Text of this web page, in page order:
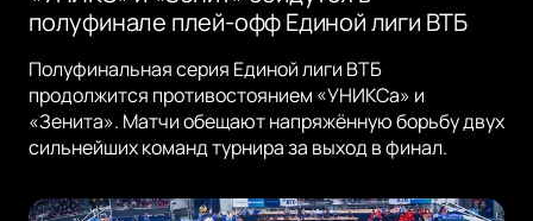
полуфинале плей-офф Единой лиги ВТБ
Полуфинальная серия Единой лиги ВТБ
продолжится противостоянием «УНИКСа» и
«Зенита». Матчи обещают напряжённую борьбу двух
сильнейших команд турнира за выход в финал.